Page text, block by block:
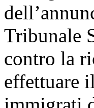
Tribunale
contro la
effettuare